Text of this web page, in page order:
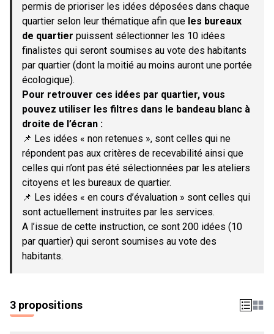
permis de prioriser les idées déposées dans chaque
quartier selon leur thématique afin que les bureaux
de quartier puissent sélectionner les 10 idées
finalistes qui seront soumises au vote des habitants
par quartier (dont la moitié au moins auront une portée
écologique).
Pour retrouver ces idées par quartier, vous
pouvez utiliser les filtres dans le bandeau blanc à
droite de l’écran :
📌 Les idées « non retenues », sont celles qui ne
répondent pas aux critères de recevabilité ainsi que
celles qui n’ont pas été sélectionnées par les ateliers
citoyens et les bureaux de quartier.
📌 Les idées « en cours d’évaluation » sont celles qui
sont actuellement instruites par les services.
A l’issue de cette instruction, ce sont 200 idées (10
par quartier) qui seront soumises au vote des
habitants.
3 propositions